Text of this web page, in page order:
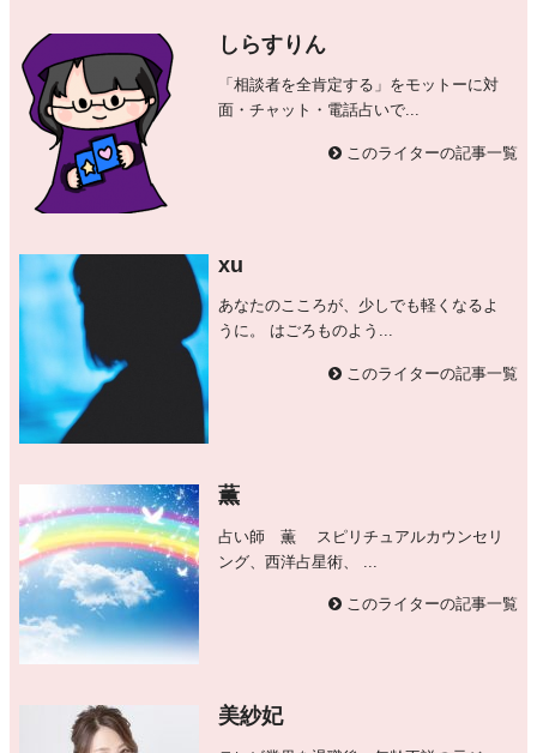
しらすりん
「相談者を全肯定する」をモットーに対
面・チャット・電話占いで...
このライターの記事一覧
xu
あなたのこころが、少しでも軽くなるよ
うに。 はごろものよう...
このライターの記事一覧
薫
占い師 薫 スピリチュアルカウンセリ
ング、西洋占星術、 ...
このライターの記事一覧
美紗妃